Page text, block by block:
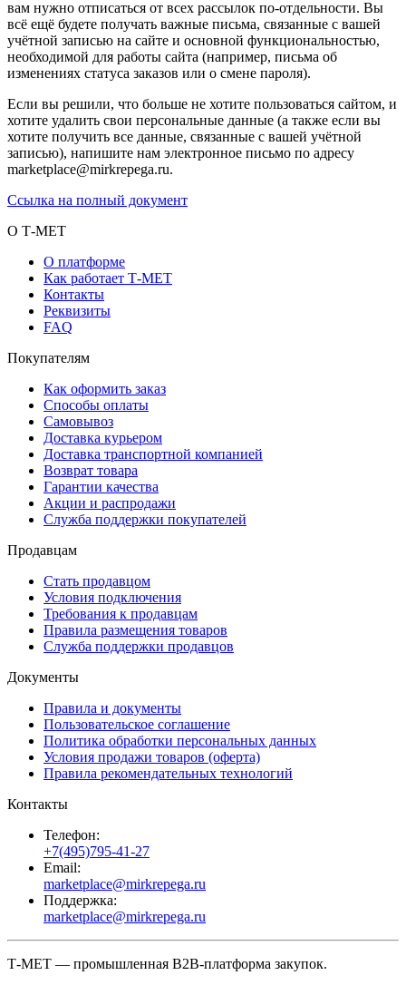
вам нужно отписаться от всех рассылок по-отдельности. Вы
всё ещё будете получать важные письма, связанные с вашей
учётной записью на сайте и основной функциональностью,
необходимой для работы сайта (например, письма об
изменениях статуса заказов или о смене пароля).
Если вы решили, что больше не хотите пользоваться сайтом, и
хотите удалить свои персональные данные (а также если вы
хотите получить все данные, связанные с вашей учётной
записью), напишите нам электронное письмо по адресу
marketplace@mirkrepega.ru.
Ссылка на полный документ
О Т-МЕТ
О платформе
Как работает Т-МЕТ
Контакты
Реквизиты
FAQ
Покупателям
Как оформить заказ
Способы оплаты
Самовывоз
Доставка курьером
Доставка транспортной компанией
Возврат товара
Гарантии качества
Акции и распродажи
Служба поддержки покупателей
Продавцам
Стать продавцом
Условия подключения
Требования к продавцам
Правила размещения товаров
Служба поддержки продавцов
Документы
Правила и документы
Пользовательское соглашение
Политика обработки персональных данных
Условия продажи товаров (оферта)
Правила рекомендательных технологий
Контакты
Телефон:
+7(495)795-41-27
Email:
marketplace@mirkrepega.ru
Поддержка:
marketplace@mirkrepega.ru
Т-МЕТ — промышленная B2B-платформа закупок.